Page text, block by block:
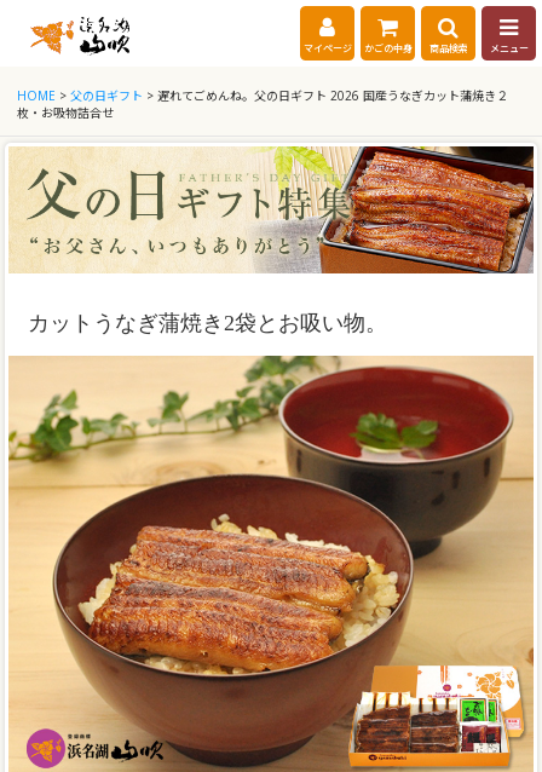
マイページ かごの中身 商品検索 メニュー
HOME > 父の日ギフト > 遅れてごめんね。父の日ギフト 2026 国産うなぎカット蒲焼き２
枚・お吸物詰合せ
カットうなぎ蒲焼き2袋とお吸い物。